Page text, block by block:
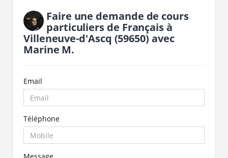
Faire une demande de cours
particuliers de Françaisà
Villeneuve-d'Ascq (59650) avec
Marine M.
Email
Téléphone